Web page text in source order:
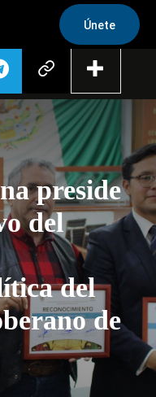
Únete
preside
del
del
de